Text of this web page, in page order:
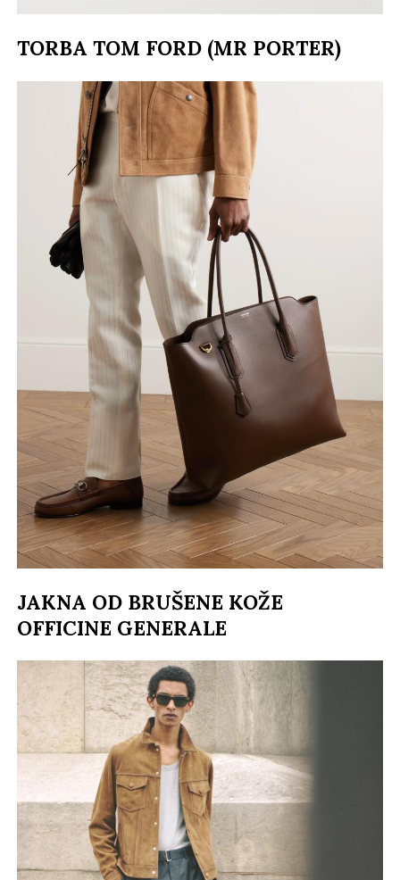
TORBA TOM FORD (MR PORTER)
JAKNA OD BRUŠENE KOŽE
OFFICINE GENERALE